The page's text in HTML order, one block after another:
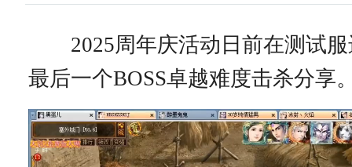
2025周年庆活动日前在测试服
最后一个BOSS卓越难度击杀分享